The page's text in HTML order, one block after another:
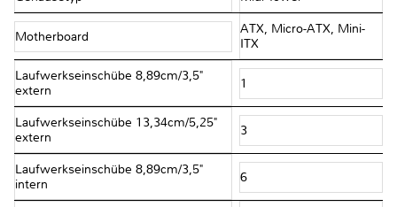
Motherboard
ATX, Micro-ATX, Mini-
ITX
Laufwerkseinschübe 8,89cm/3,5"
extern
1
Laufwerkseinschübe 13,34cm/5,25"
extern
3
Laufwerkseinschübe 8,89cm/3,5"
intern
6